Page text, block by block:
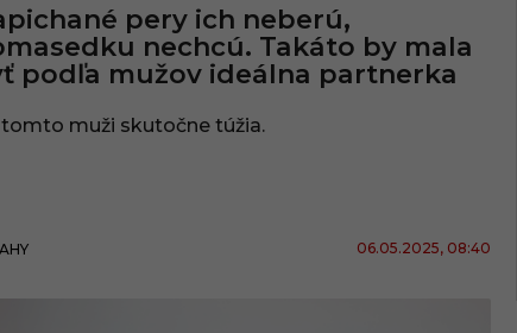
pery ich neberú,
nechcú. Takáto by mala
podľa mužov ideálna partnerka
tomto muži skutočne túžia.
06.05.2025, 08:40